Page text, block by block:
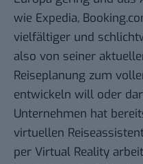
wie Expedia,
vielfältiger und
also von seiner
Reiseplanung zum
entwickeln will oder
Unternehmen hat
virtuellen
per Virtual Reality